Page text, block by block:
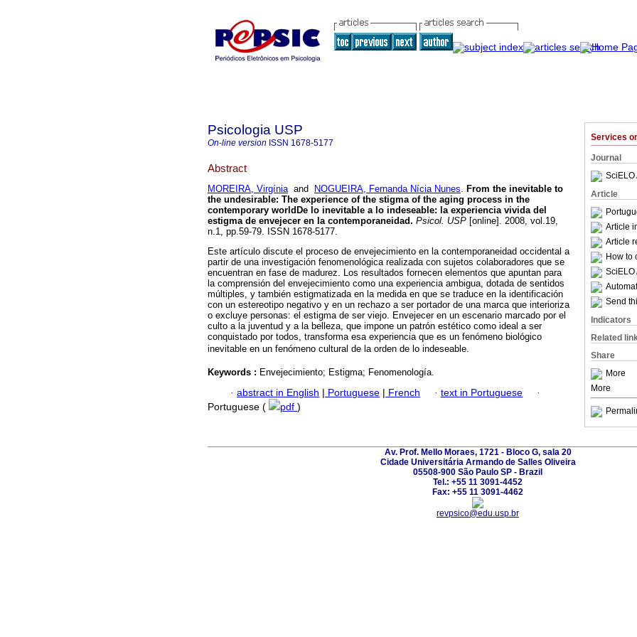
Services
Journal
SciELO
Article
Article
Article
How to
SciELO
Send
Indicators
Related
Share
More
More
Psicologia USP
On-line version ISSN 1678-5177
Abstract
MOREIRA, Virgíniaand NOGUEIRA, Fernanda Nícia Nunes. From the inevitable to
the undesirable: The experience of the stigma of the aging process in the
contemporary world De lo inevitable a lo indeseable: la experiencia vivida del
estigma de envejecer en la contemporaneidad. Psicol. USP [online]. 2008, vol.19,
n.1, pp.59-79. ISSN 1678-5177.
Este artículo discute el proceso de envejecimiento en la contemporaneidad occidental a
partir de una investigación fenomenológica realizada con sujetos colaboradores que se
encuentran en fase de madurez. Los resultados fornecen elementos que apuntan para
la comprensión del envejecimiento como una experiencia ambigua, dotada de sentidos
múltiples, y también estigmatizada en la medida en que se traduce en la identificación
con un estereotipo negativo y en un rechazo a ser portador de una marca que interioriza
o excluye personas: el estigma de ser viejo. Envejecer en un escenario marcado por el
culto a la juventud y a la belleza, que impone un patrón estético como ideal a ser
conquistado por todos, transforma esa experiencia que es un fenómeno biológico
inevitable en un fenómeno cultural de la orden de lo indeseable.
Keywords : Envejecimiento; Estigma; Fenomenología.
· abstract in English | Portuguese | French · text in Portuguese
·
Portuguese (
pdf )
Av. Prof. Mello Moraes, 1721 - Bloco G, sala 20
Cidade Universitária Armando de Salles Oliveira
05508-900 São Paulo SP - Brazil
Tel.: +55 11 3091-4452
Fax: +55 11 3091-4462
revpsico@edu.usp.br